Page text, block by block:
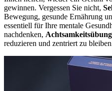
gewinnen. Vergessen Sie nicht,
Bewegung, gesunde Ernährung
essentiell für Ihre mentale
nachdenken,
reduzieren und zentriert zu